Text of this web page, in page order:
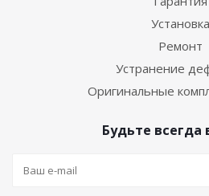
Установка
Ремонт
Устранение
Оригинальные
Будьте всегда